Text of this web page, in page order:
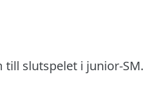
till slutspelet i junior-SM.